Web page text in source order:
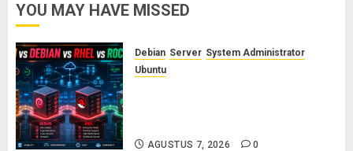
YOU MAY HAVE MISSED
Debian Server System Administrator
Ubuntu
AGUSTUS 7, 2026 0